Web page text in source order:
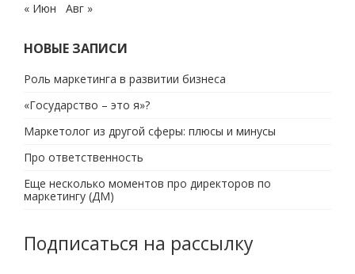
« Июн Авг »
НОВЫЕ ЗАПИСИ
Роль маркетинга в развитии бизнеса
«Государство – это я»?
Маркетолог из другой сферы: плюсы и минусы
Про ответственность
Еще несколько моментов про директоров по
маркетингу (ДМ)
Подписаться на рассылку